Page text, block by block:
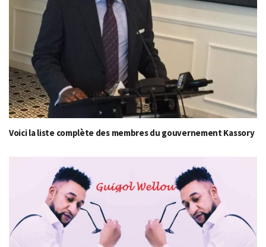
Voici la liste complète des membres du gouvernement Kassory